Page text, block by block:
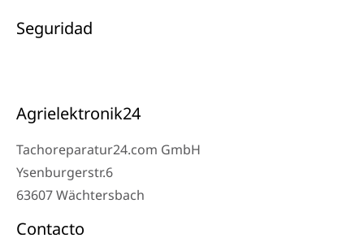
Seguridad
Agrielektronik24
Tachoreparatur24.com GmbH
Ysenburgerstr.6
63607 Wächtersbach
Contacto